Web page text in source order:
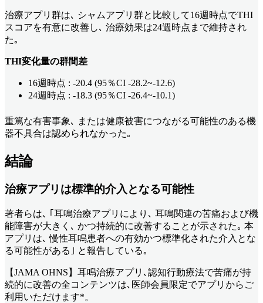
治療アプリ群は､ シャムアプリ群と比較して16週時点でTHI
スコアを有意に改善し､ 治療効果は24週時点まで維持され
た｡
THI変化量の群間差
16週時点 : -20.4 (95％CI -28.2~-12.6)
24週時点 : -18.3 (95％CI -26.4~-10.1)
重篤な有害事象､ または健康被害につながる可能性のある機
器不具合は認められなかった｡
結論
治療アプリは標準的介入となる可能性
著者らは､ ｢耳鳴治療アプリにより､ 耳鳴関連の苦痛および機
能障害が大きく､ かつ持続的に改善することが示された｡ 本
アプリは､ 慢性耳鳴患者への有効かつ標準化された介入とな
る可能性がある｣ と報告している｡
【JAMA OHNS】耳鳴治療アプリ､認知行動療法で苦痛が持
続的に改善の全コンテンツは､医師会員限定でアプリからご
利用いただけます*。